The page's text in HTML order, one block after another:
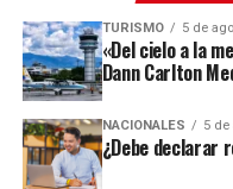
TURISMO 5 de
«Del cielo a la
Dann Carlton
NACIONALES 5 de
¿Debe declarar